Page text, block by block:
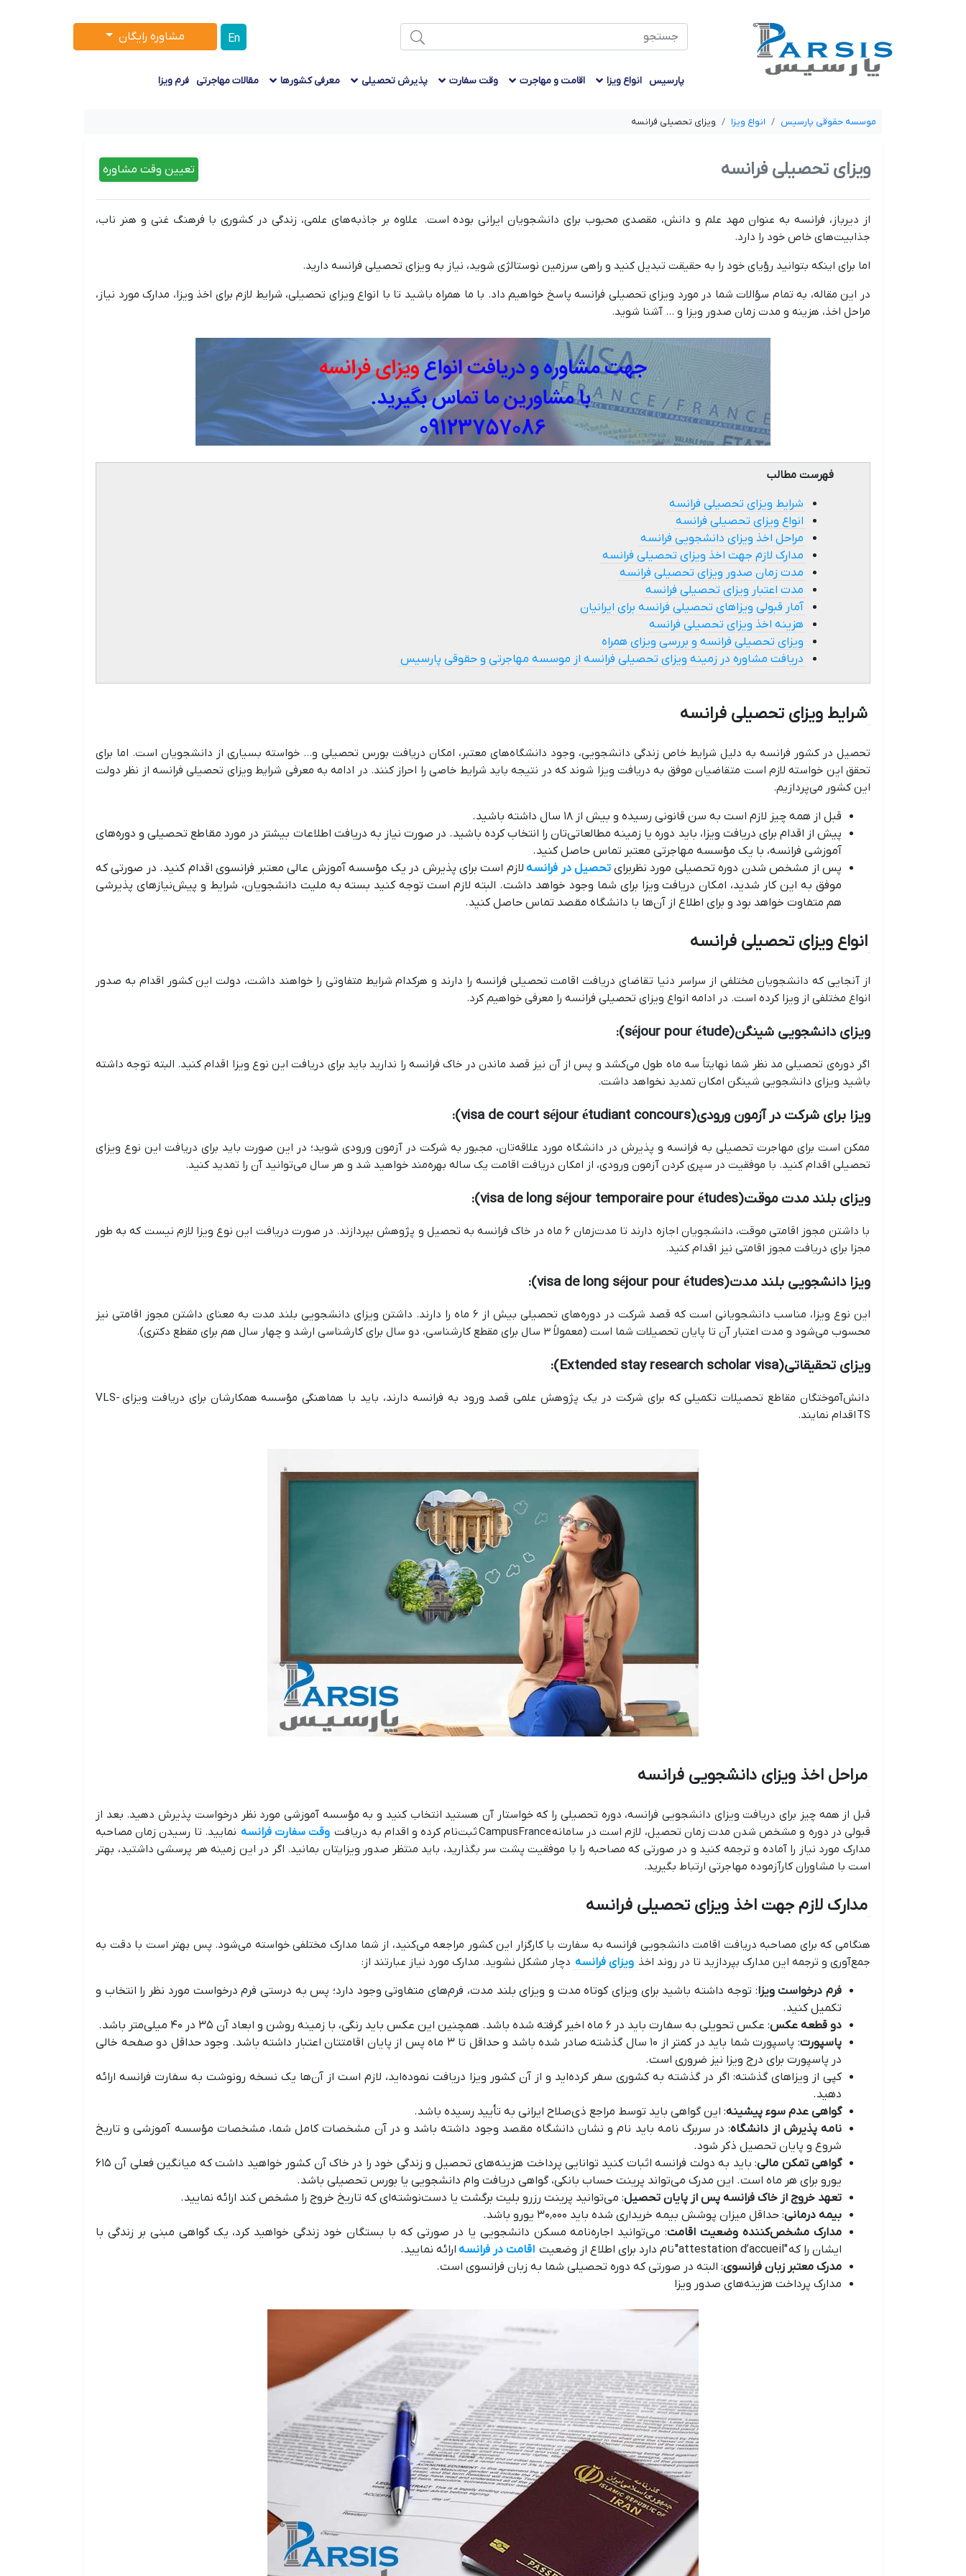
جستجو
En مشاوره رایگان
پارسیس انواع ویزا اقامت و مهاجرت وقت سفارت پذیرش تحصیلی معرفی کشورها مقالات مهاجرتی فرم ویزا
موسسه حقوقی پارسیس انواع ویزا ویزای تحصیلی فرانسه
ویزای تحصیلی فرانسه تعیین وقت مشاوره
از دیرباز، فرانسه به عنوان مهد علم و دانش، مقصدی محبوب برای دانشجویان ایرانی بوده است. علاوه بر جاذبه‌های علمی، زندگی در کشوری با فرهنگ غنی و هنر ناب،
جذابیت‌های خاص خود را دارد.
اما برای اینکه بتوانید رؤیای خود را به حقیقت تبدیل کنید و راهی سرزمین نوستالژی شوید، نیاز به ویزای تحصیلی فرانسه دارید.
در این مقاله، به تمام سؤالات شما در مورد ویزای تحصیلی فرانسه پاسخ خواهیم داد. با ما همراه باشید تا با انواع ویزای تحصیلی، شرایط لازم برای اخذ ویزا، مدارک مورد نیاز،
مراحل اخذ، هزینه و مدت زمان صدور ویزا و ... آشنا شوید.
فهرست مطالب
شرایط ویزای تحصیلی فرانسه
انواع ویزای تحصیلی فرانسه
مراحل اخذ ویزای دانشجویی فرانسه
مدارک لازم جهت اخذ ویزای تحصیلی فرانسه
مدت زمان صدور ویزای تحصیلی فرانسه
مدت اعتبار ویزای تحصیلی فرانسه
آمار قبولی ویزاهای تحصیلی فرانسه برای ایرانیان
هزینه اخذ ویزای تحصیلی فرانسه
ویزای تحصیلی فرانسه و بررسی ویزای همراه
دریافت مشاوره در زمینه ویزای تحصیلی فرانسه از موسسه مهاجرتی و حقوقی پارسیس
شرایط ویزای تحصیلی فرانسه
تحصیل در کشور فرانسه به دلیل شرایط خاص زندگی دانشجویی، وجود دانشگاه‌های معتبر، امکان دریافت بورس تحصیلی و… خواسته بسیاری از دانشجویان است. اما برای
تحقق این خواسته لازم است متقاضیان موفق به دریافت ویزا شوند که در نتیجه باید شرایط خاصی را احراز کنند. در ادامه به معرفی شرایط ویزای تحصیلی فرانسه از نظر دولت
این کشور می‌پردازیم.
قبل از همه چیز لازم است به سن قانونی رسیده و بیش از ۱۸ سال داشته باشید.
پیش از اقدام برای دریافت ویزا، باید دوره یا زمینه مطالعاتی‌تان را انتخاب کرده باشید. در صورت نیاز به دریافت اطلاعات بیشتر در مورد مقاطع تحصیلی و دوره‌های
آموزشی فرانسه، با یک مؤسسه مهاجرتی معتبر تماس حاصل کنید.
پس از مشخص شدن دوره تحصیلی مورد نظربرای تحصیل در فرانسه لازم است برای پذیرش در یک مؤسسه آموزش عالی معتبر فرانسوی اقدام کنید. در صورتی که
موفق به این کار شدید، امکان دریافت ویزا برای شما وجود خواهد داشت. البته لازم است توجه کنید بسته به ملیت دانشجویان، شرایط و پیش‌نیازهای پذیرشی
هم متفاوت خواهد بود و برای اطلاع از آن‌ها با دانشگاه مقصد تماس حاصل کنید.
انواع ویزای تحصیلی فرانسه
از آنجایی که دانشجویان مختلفی از سراسر دنیا تقاضای دریافت اقامت تحصیلی فرانسه را دارند و هرکدام شرایط متفاوتی را خواهند داشت، دولت این کشور اقدام به صدور
انواع مختلفی از ویزا کرده است. در ادامه انواع ویزای تحصیلی فرانسه را معرفی خواهیم کرد.
ویزای دانشجویی شینگن (séjour pour étude) :
اگر دوره‌ی تحصیلی مد نظر شما نهایتاً سه ماه طول می‌کشد و پس از آن نیز قصد ماندن در خاک فرانسه را ندارید باید برای دریافت این نوع ویزا اقدام کنید. البته توجه داشته
باشید ویزای دانشجویی شینگن امکان تمدید نخواهد داشت.
ویزا برای شرکت در آزمون ورودی (visa de court séjour étudiant concours):
ممکن است برای مهاجرت تحصیلی به فرانسه و پذیرش در دانشگاه مورد علاقه‌تان، مجبور به شرکت در آزمون ورودی شوید؛ در این صورت باید برای دریافت این نوع ویزای
تحصیلی اقدام کنید. با موفقیت در سپری کردن آزمون ورودی، از امکان دریافت اقامت یک ساله بهره‌مند خواهید شد و هر سال می‌توانید آن را تمدید کنید.
ویزای بلند مدت موقت(visa de long séjour temporaire pour études)
:
با داشتن مجوز اقامتی موقت، دانشجویان اجازه دارند تا مدت‌زمان ۶ ماه در خاک فرانسه به تحصیل و پژوهش بپردازند. در صورت دریافت این نوع ویزا لازم نیست که به طور
مجزا برای دریافت مجوز اقامتی نیز اقدام کنید.
ویزا دانشجویی بلند مدت(visa de long séjour pour études)
:
این نوع ویزا، مناسب دانشجویانی است که قصد شرکت در دوره‌های تحصیلی بیش از ۶ ماه را دارند. داشتن ویزای دانشجویی بلند مدت به معنای داشتن مجوز اقامتی نیز
محسوب می‌شود و مدت اعتبار آن تا پایان تحصیلات شما است (معمولاً ۳ سال برای مقطع کارشناسی، دو سال برای کارشناسی ارشد و چهار سال هم برای مقطع دکتری).
ویزای تحقیقاتی(Extended stay research scholar visa)
:
دانش‌آموختگان مقاطع تحصیلات تکمیلی که برای شرکت در یک پژوهش علمی قصد ورود به فرانسه دارند، باید با هماهنگی مؤسسه همکارشان برای دریافت ویزای VLS-
TS اقدام نمایند.
مراحل اخذ ویزای دانشجویی فرانسه
قبل از همه چیز برای دریافت ویزای دانشجویی فرانسه، دوره تحصیلی را که خواستار آن هستید انتخاب کنید و به مؤسسه آموزشی مورد نظر درخواست پذیرش دهید. بعد از
قبولی در دوره و مشخص شدن مدت زمان تحصیل، لازم است در سامانه CampusFrance ثبت‌نام کرده و اقدام به دریافت
وقت سفارت فرانسه نمایید. تا رسیدن زمان مصاحبه
مدارک مورد نیاز را آماده و ترجمه کنید و در صورتی که مصاحبه را با موفقیت پشت سر بگذارید، باید منتظر صدور ویزایتان بمانید. اگر در این زمینه هر پرسشی داشتید، بهتر
است با مشاوران کارآزموده مهاجرتی ارتباط بگیرید.
مدارک لازم جهت اخذ ویزای تحصیلی فرانسه
هنگامی که برای مصاحبه دریافت اقامت دانشجویی فرانسه به سفارت یا کارگزار این کشور مراجعه می‌کنید، از شما مدارک مختلفی خواسته می‌شود. پس بهتر است با دقت به
جمع‌آوری و ترجمه این مدارک بپردازید تا در روند اخذ ویزای فرانسه دچار مشکل نشوید. مدارک مورد نیاز عبارتند از:
فرم درخواست ویزا: توجه داشته باشید برای ویزای کوتاه مدت و ویزای بلند مدت، فرم‌های متفاوتی وجود دارد؛ پس به درستی فرم درخواست مورد نظر را انتخاب و
تکمیل کنید.
دو قطعه عکس: عکس تحویلی به سفارت باید در ۶ ماه اخیر گرفته شده باشد. همچنین این عکس باید رنگی، با زمینه روشن و ابعاد آن ۳۵ در ۴۰ میلی‌متر باشد.
پاسپورت
: پاسپورت شما باید در کمتر از ۱۰ سال گذشته صادر شده باشد و حداقل تا ۳ ماه پس از پایان اقامتتان اعتبار داشته باشد. وجود حداقل دو صفحه خالی
در پاسپورت برای درج ویزا نیز ضروری است.
کپی از ویزاهای گذشته: اگر در گذشته به کشوری سفر کرده‌اید و از آن کشور ویزا دریافت نموده‌اید، لازم است از آن‌ها یک نسخه رونوشت به سفارت فرانسه ارائه
دهید.
گواهی عدم سوء پیشینه: این گواهی باید توسط مراجع ذی‌صلاح ایرانی به تأیید رسیده باشد.
نامه پذیرش از دانشگاه: در سربرگ نامه باید نام و نشان دانشگاه مقصد وجود داشته باشد و در آن مشخصات کامل شما، مشخصات مؤسسه آموزشی و تاریخ
شروع و پایان تحصیل ذکر شود.
گواهی تمکن مالی
: باید به دولت فرانسه اثبات کنید توانایی پرداخت هزینه‌های تحصیل و زندگی خود را در خاک آن کشور خواهید داشت که میانگین فعلی آن ۶۱۵
یورو برای هر ماه است. این مدرک می‌تواند پرینت حساب بانکی، گواهی دریافت وام دانشجویی یا بورس تحصیلی باشد.
تعهد خروج از خاک فرانسه پس از پایان تحصیل: می‌توانید پرینت رزرو بلیت برگشت یا دست‌نوشته‌ای که تاریخ خروج را مشخص کند ارائه نمایید.
بیمه درمانی: حداقل میزان پوشش بیمه خریداری شده باید ۳۰٬۰۰۰ یورو باشد.
مدارک مشخص‌کننده وضعیت اقامت: می‌توانید اجاره‌نامه مسکن دانشجویی یا در صورتی که با بستگان خود زندگی خواهید کرد، یک گواهی مبنی بر زندگی با
ایشان را که "attestation d’accueil" نام دارد برای اطلاع از وضعیت
اقامت در فرانسه ارائه نمایید.
مدرک معتبر زبان فرانسوی: البته در صورتی که دوره تحصیلی شما به زبان فرانسوی است.
مدارک پرداخت هزینه‌های صدور ویزا